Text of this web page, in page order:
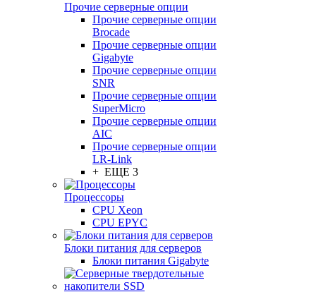
Прочие серверные опции
Прочие серверные опции
Brocade
Прочие серверные опции
Gigabyte
Прочие серверные опции
SNR
Прочие серверные опции
SuperMicro
Прочие серверные опции
AIC
Прочие серверные опции
LR-Link
+ ЕЩЕ 3
Процессоры
CPU Xeon
CPU EPYC
Блоки питания для серверов
Блоки питания Gigabyte